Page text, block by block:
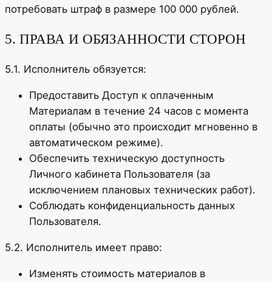
потребовать штраф в размере 100 000 рублей.
5. ПРАВА И ОБЯЗАННОСТИ СТОРОН
5.1. Исполнитель обязуется:
Предоставить Доступ к оплаченным
Материалам в течение 24 часов с момента
оплаты (обычно это происходит мгновенно в
автоматическом режиме).
Обеспечить техническую доступность
Личного кабинета Пользователя (за
исключением плановых технических работ).
Соблюдать конфиденциальность данных
Пользователя.
5.2. Исполнитель имеет право:
Изменять стоимость материалов в